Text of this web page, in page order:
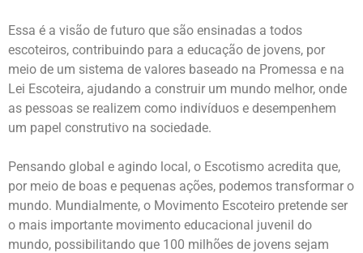
Essa é a visão de futuro que são ensinadas a todos
escoteiros, contribuindo para a educação de jovens, por
meio de um sistema de valores baseado na Promessa e na
Lei Escoteira, ajudando a construir um mundo melhor, onde
as pessoas se realizem como indivíduos e desempenhem
um papel construtivo na sociedade.
Pensando global e agindo local, o Escotismo acredita que,
por meio de boas e pequenas ações, podemos transformar o
mundo. Mundialmente, o Movimento Escoteiro pretende ser
o mais importante movimento educacional juvenil do
mundo, possibilitando que 100 milhões de jovens sejam